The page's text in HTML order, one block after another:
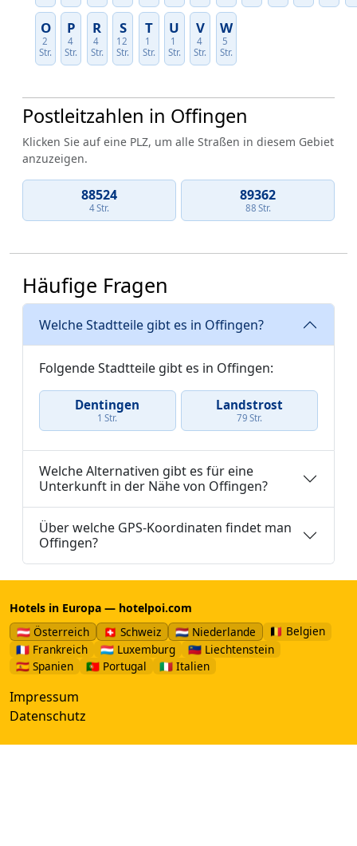
O
2
Str.
P
4
Str.
R
4
Str.
S
12
Str.
T
1
Str.
U
1
Str.
V
4
Str.
W
5
Str.
Postleitzahlen in Offingen
Klicken Sie auf eine PLZ, um alle Straßen in diesem Gebiet
anzuzeigen.
88524
4 Str.
89362
88 Str.
Häufige Fragen
Welche Stadtteile gibt es in Offingen?
Folgende Stadtteile gibt es in Offingen:
Dentingen
1 Str.
Landstrost
79 Str.
Welche Alternativen gibt es für eine
Unterkunft in der Nähe von Offingen?
Über welche GPS-Koordinaten findet man
Offingen?
Hotels in Europa — hotelpoi.com
🇦🇹 Österreich
🇨🇭 Schweiz 🇳🇱 Niederlande
🇧🇪 Belgien
🇫🇷 Frankreich
🇱🇺 Luxemburg
🇱🇮 Liechtenstein
🇪🇸 Spanien
🇵🇹 Portugal 🇮🇹 Italien
Impressum
Datenschutz